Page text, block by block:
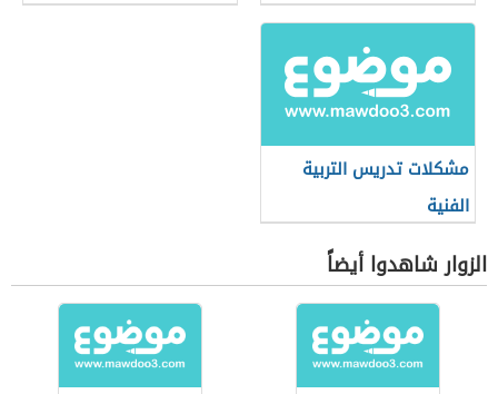
مشكلات تدريس التربية
الفنية
الزوار شاهدوا أيضاً